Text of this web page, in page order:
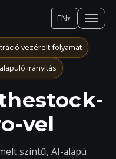
EN▾
vezérelt folyamat
irányítás
vel
szintű, AI-alapú